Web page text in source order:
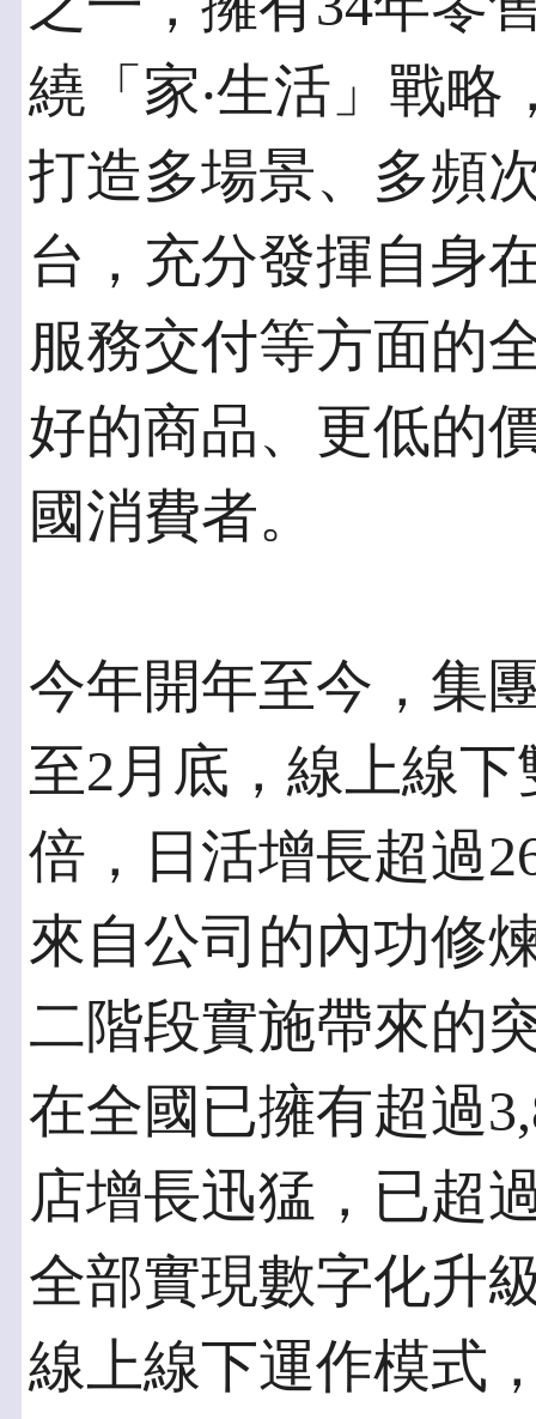
繞「家‧生活」戰
打造多場景、多頻
台，充分發揮自身
服務交付等方面的
好的商品、更低的
國消費者。
今年開年至今，集
至2月底，線上線
倍，日活增長超過
來自公司的內功修
二階段實施帶來的
在全國已擁有超過
店增長迅猛，已超
全部實現數字化升
線上線下運作模式